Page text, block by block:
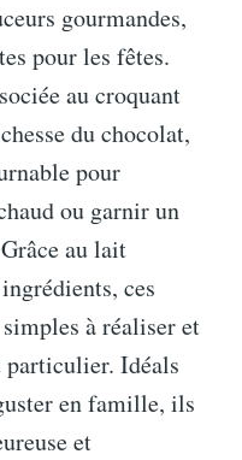
gourmandes,
pour les fêtes.
au croquant
du chocolat,
pour
ou garnir un
au lait
ces
à réaliser et
particulier. Idéals
en famille, ils
et